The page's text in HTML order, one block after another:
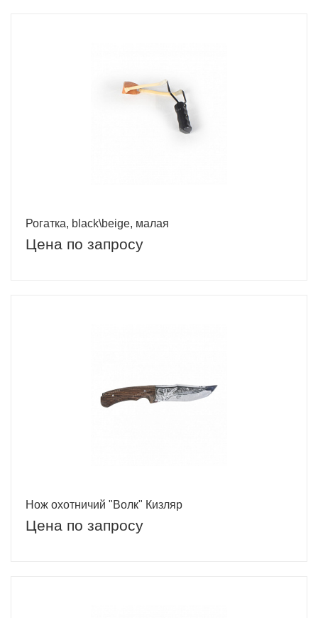
Рогатка, black\beige, малая
Цена по запросу
Нож охотничий "Волк" Кизляр
Цена по запросу